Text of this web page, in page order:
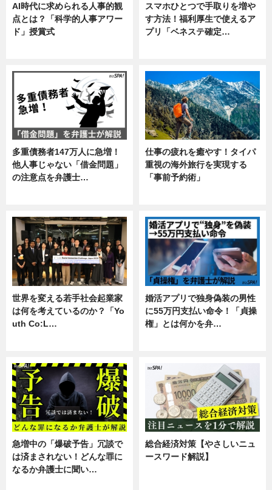
AI時代に求められる人事的観
点とは？「科学的人事アワー
ド」授賞式
スマホひとつで手取りを増や
す方法！福利厚生で使えるア
プリ「ベネステ確定…
多重債務者147万人に急増！
他人事じゃない「借金問題」
の注意点を弁護士…
仕事の疲れを癒やす！タイパ
重視の海外旅行を実現する
「事前予約術」
世界を変える若手社会起業家
は何を考えているのか？「Yo
uth Co:L…
婚活アプリで独身偽装の男性
に55万円支払い命令！「貞操
権」とは何かを弁…
急増中の「爆破予告」冗談で
は済まされない！どんな罪に
なるか弁護士に聞い…
総合経済対策【やさしいニュ
ースワード解説】